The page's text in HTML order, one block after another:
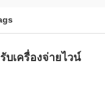
เครื่องจ่ายไวน์